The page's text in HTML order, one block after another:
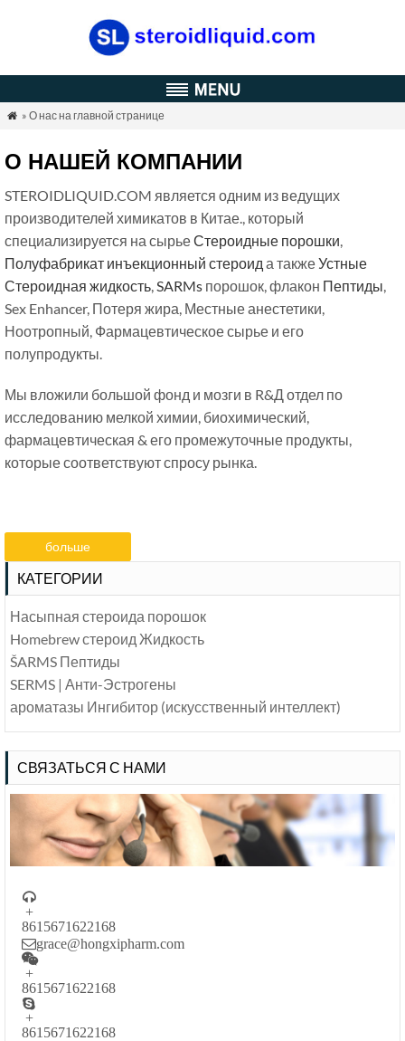
 » О нас на главной странице
О НАШЕЙ КОМПАНИИ
STEROIDLIQUID.COM является одним из ведущих
производителей химикатов в Китае., который
специализируется на сырьеСтероидные порошки,
Полуфабрикат инъекционный стероид а такжеУстные
Стероидная жидкость,SARMs порошок, флакон Пептиды,
Sex Enhancer, Потеря жира, Местные анестетики,
Ноотропный, Фармацевтическое сырье и его
полупродукты.
Мы вложили большой фонд и мозги в R&Д отдел по
исследованию мелкой химии, биохимический,
фармацевтическая & его промежуточные продукты,
которые соответствуют спросу рынка.
больше
информации
КАТЕГОРИИ
Насыпная стероида порошок
Homebrew стероид Жидкость
ŠARMS Пептиды
SERMS | Анти-Эстрогены
ароматазы Ингибитор (искусственный интеллект)
СВЯЗАТЬСЯ С НАМИ

+
8615671622168
grace@hongxipharm.com

+
8615671622168

+
8615671622168